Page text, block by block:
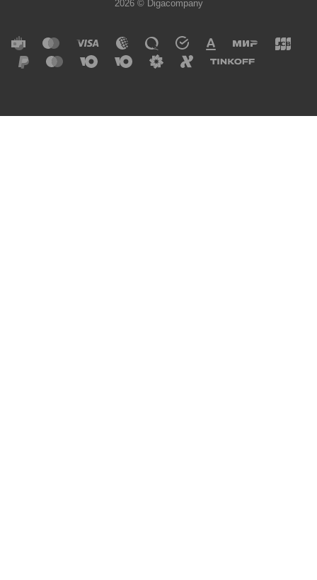
2026 © Digacompany